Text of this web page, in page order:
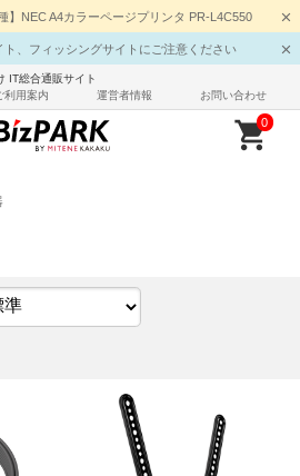
】NEC A4カラーページプリンタ PR-L4C550
ト、フィッシングサイトにご注意ください
IT総合通販サイト
利用案内
運営者情報 お問い合わせ
0